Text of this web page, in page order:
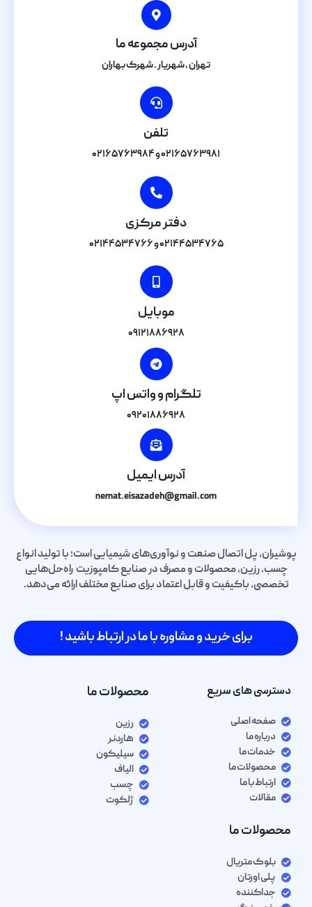
آدرس مجموعه ما
تهران , شهریار . شهرک بهاران
تلفن
۰۲۱۶۵۷۶۳۹۸۱ و ۰۲۱۶۵۷۶۳۹۸۴
دفتر مرکزی
۰۲۱۴۴۵۳۴۷۶۵ و ۰۲۱۴۴۵۳۴۷۶۶
موبایل
۰۹۱۲۱۸۸۶۹۲۸
تلگرام و واتس اپ
۰۹۲۰۱۸۸۶۹۲۸
آدرس ایمیل
nemat.eisazadeh@gmail.com
پوشیران، پل اتصال صنعت و نوآوری‌های شیمیایی است؛ با تولید انواع
چسب، رزین، محصولات و مصرف در صنایع کامپوزیت راه‌حل‌هایی
تخصصی، باکیفیت و قابل اعتماد برای صنایع مختلف ارائه می‌دهد.
برای خرید و مشاوره با ما در ارتباط باشید !
دسترسی های سریع
صفحه اصلی
درباره ما
خدمات ما
محصولات ما
ارتباط با ما
مقالات
محصولات ما
رزین
هاردنر
سیلیکون
الیاف
چسب
ژلکوت
محصولات ما
بلوک متریال
پلی اورتان
جداکننده